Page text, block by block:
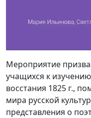
Мероприятие
учащихся к
восстания 1825 г.,
мира русской
представления о